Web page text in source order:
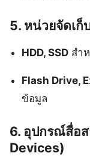
5. หน่วยจัดเ
HDD, SSD สำ
Flash Drive,
ข้อมูล
6. อุปกรณ์สื่อ
Devices)